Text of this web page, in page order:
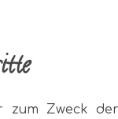
zum Zweck